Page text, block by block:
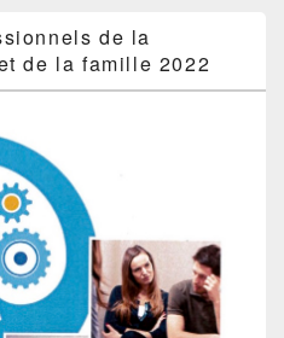
de la
de la famille 2022